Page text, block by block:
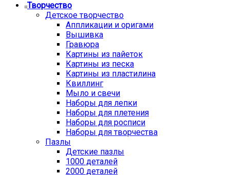
Творчество
Детское творчество
Аппликации и оригами
Вышивка
Гравюра
Картины из пайеток
Картины из песка
Картины из пластилина
Квиллинг
Мыло и свечи
Наборы для лепки
Наборы для плетения
Наборы для росписи
Наборы для творчества
Пазлы
Детские пазлы
1000 деталей
2000 деталей